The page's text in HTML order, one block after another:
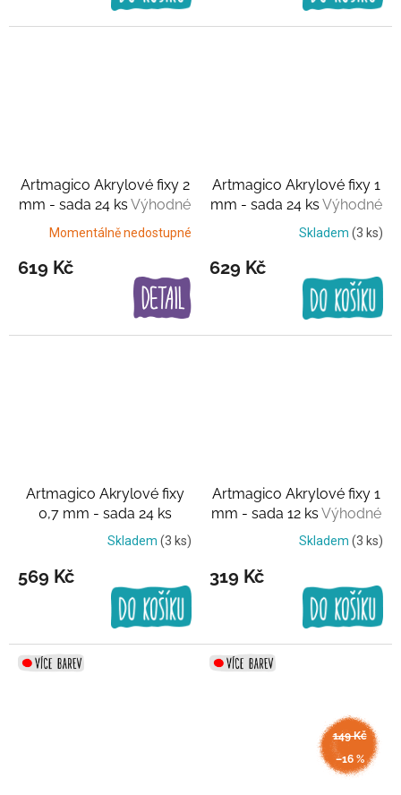
Artmagico Akrylové fixy 2
mm - sada 24 ks Výhodné
balení
Momentálně nedostupné
619 Kč
Artmagico Akrylové fixy 1
mm - sada 24 ks Výhodné
baleníSkladem (3 ks)
629 Kč
Artmagico Akrylové fixy
0,7 mm - sada 24 ks
Výhodné balení
Skladem (3 ks)
569 Kč
Artmagico Akrylové fixy 1
mm - sada 12 ks Výhodné
baleníSkladem (3 ks)
319 Kč
149 Kč
–16 %